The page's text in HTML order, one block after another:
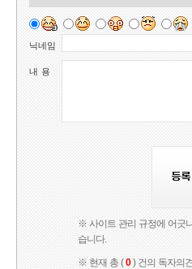
닉네임
내 용
※ 사이트 관리 규정에 어긋
습니다.
※ 현재 총 (0) 건의 독자의